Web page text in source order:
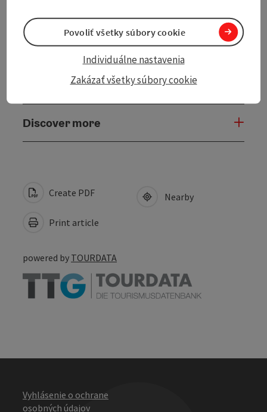
Suitability
Accessibility
Discover more
Create PDF
Print article
Nearby
powered by TOURDATA
Vyhlásenie o ochrane
osobných údajov
Zakázať všetky súbory cookie
Individuálne nastavenia
Povoliť všetky súbory cookie